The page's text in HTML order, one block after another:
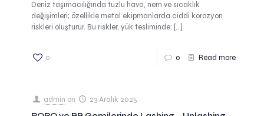
Deniz taşımacılığında tuzlu hava, nem ve sıcaklık
değişimleri; özellikle metal ekipmanlarda ciddi korozyon
riskleri oluşturur. Bu riskler, yük tesliminde: […]
0 0 Read more
admin on 23 Aralık 2025